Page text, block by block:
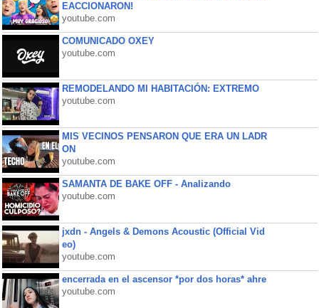
EACCIONARON!
youtube.com
COMUNICADO OXEY
youtube.com
REMODELANDO MI HABITACIÓN: EXTREMO
youtube.com
MIS VECINOS PENSARON QUE ERA UN LADR
ON
youtube.com
SAMANTA DE BAKE OFF - Analizando
youtube.com
jxdn - Angels & Demons Acoustic (Official Vid
eo)
youtube.com
encerrada en el ascensor *por dos horas* ahre
youtube.com